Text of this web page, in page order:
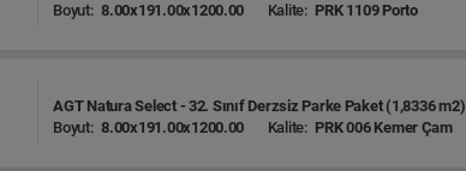
Boyut: 8.00x191.00x1200.00 Kalite: PRK 1109 Porto
AGT Natura Select - 32. Sınıf Derzsiz Parke Paket (1,8336 m2)
Boyut: 8.00x191.00x1200.00 Kalite: PRK 006 Kemer Çam